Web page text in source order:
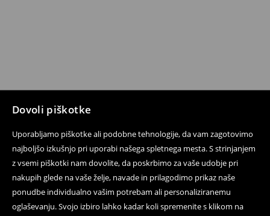
Dovoli piškotke
Uporabljamo piškotke ali podobne tehnologije, da vam zagotovimo
najboljšo izkušnjo pri uporabi našega spletnega mesta. S strinjanjem
z vsemi piškotki nam dovolite, da poskrbimo za vaše udobje pri
nakupih glede na vaše želje, navade in prilagodimo prikaz naše
ponudbe individualno vašim potrebam ali personaliziranemu
oglaševanju. Svojo izbiro lahko kadar koli spremenite s klikom na